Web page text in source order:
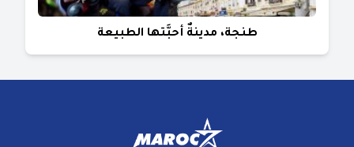
طنجة، مدينةٌ أحبَّتها الطبيعة